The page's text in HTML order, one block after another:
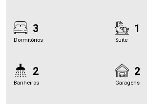
3
Dormitórios
1
Suite
2
Banheiros
2
Garagens